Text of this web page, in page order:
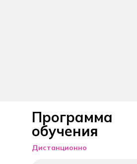
Программа
обучения
Дистанционно